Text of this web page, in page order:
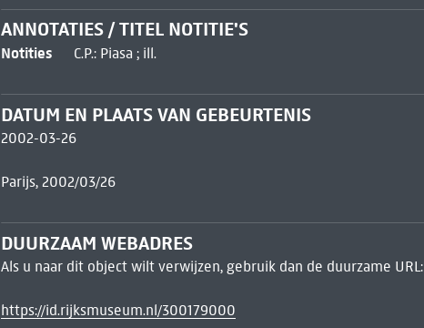
ANNOTATIES / TITEL NOTITIE'S
Notities C.P.: Piasa ; ill.
DATUM EN PLAATS VAN GEBEURTENIS
2002-03-26
Parijs, 2002/03/26
DUURZAAM WEBADRES
Als u naar dit object wilt verwijzen, gebruik dan de duurzame URL:
https://id.rijksmuseum.nl/300179000